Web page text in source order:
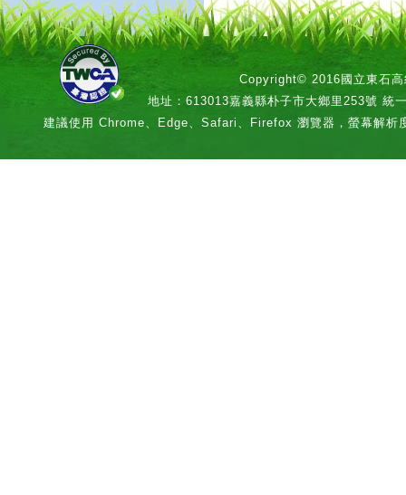
Copyright© 2016國立東石高
地址：613013嘉義縣朴子市大鄉里253號 統
建議使用 Chrome、Edge、Safari、Firefox 瀏覽器，螢幕解